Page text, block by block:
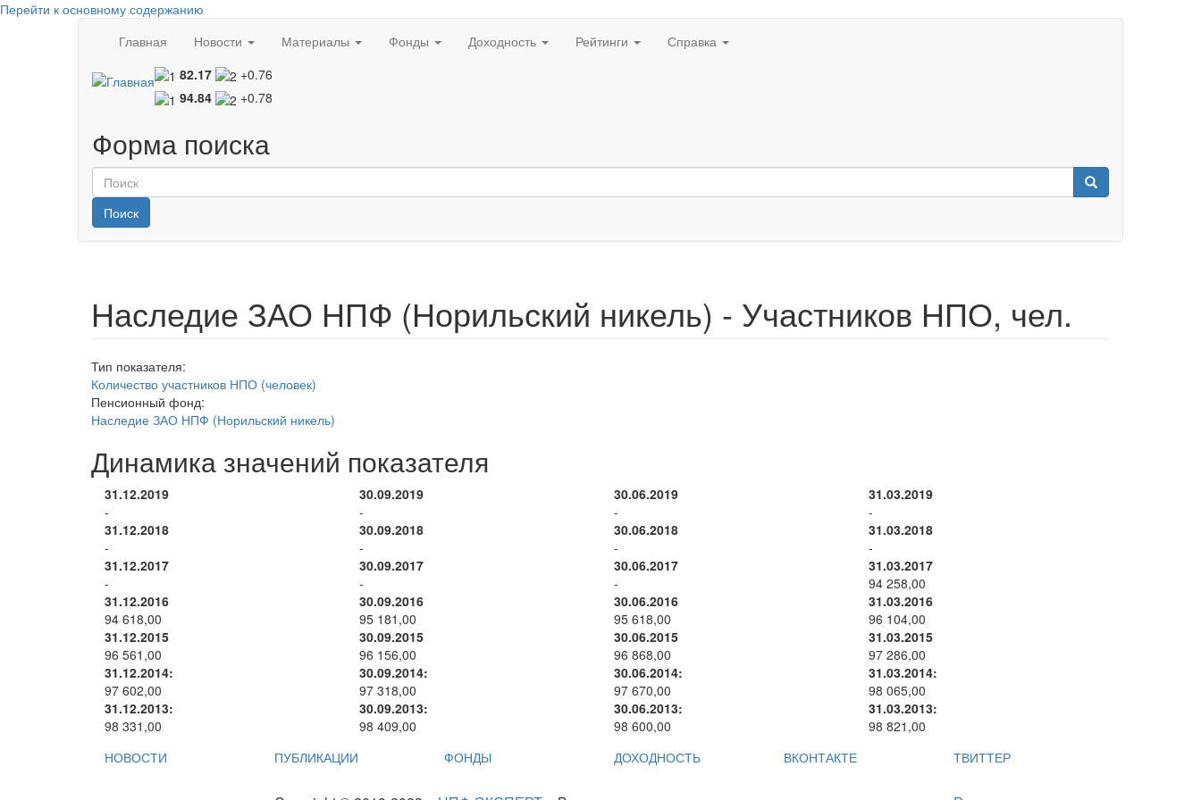
Перейти к основному содержанию
Главная
Новости Материалы Фонды Доходность Рейтинги
Справка
82.17
+0.76
94.84
+0.78
Форма поиска
Поиск
Наследие ЗАО НПФ (Норильский никель) - Участников НПО, чел.
Тип показателя:
Количество участников НПО (человек)
Пенсионный фонд:
Наследие ЗАО НПФ (Норильский никель)
Динамика значений показателя
31.12.2019
-
30.09.2019
-
30.06.2019
-
31.03.2019
-
31.12.2018
-
30.09.2018
-
30.06.2018
-
31.03.2018
-
31.12.2017
-
30.09.2017
-
30.06.2017
-
31.03.2017
94 258,00
31.12.2016
94 618,00
30.09.2016
95 181,00
30.06.2016
95 618,00
31.03.2016
96 104,00
31.12.2015
96 561,00
30.09.2015
96 156,00
30.06.2015
96 868,00
31.03.2015
97 286,00
31.12.2014:
97 602,00
30.09.2014:
97 318,00
30.06.2014:
97 670,00
31.03.2014:
98 065,00
31.12.2013:
98 331,00
30.09.2013:
98 409,00
30.06.2013:
98 600,00
31.03.2013:
98 821,00
НОВОСТИ
ПУБЛИКАЦИИ ФОНДЫ ДОХОДНОСТЬ ВКОНТАКТЕ ТВИТТЕР